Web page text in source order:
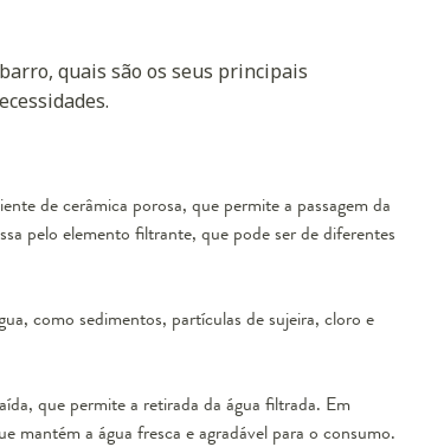
quais são os seus principais
de cerâmica porosa, que permite a passagem da
pelo elemento filtrante, que pode ser de diferentes
como sedimentos, partículas de sujeira, cloro e
que permite a retirada da água filtrada. Em
mantém a água fresca e agradável para o consumo.